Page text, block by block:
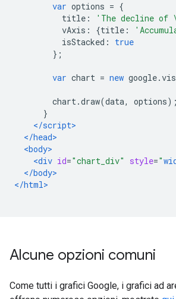
var options = {
title : 'The decline of
vAxis : {title :
isStacked :
true
};
var chart = new google.
chart.draw(data, options);
}
</script>
</head>
<body>
<div id="chart_div" style="
</body>
</html>
Alcune opzioni comuni
Come tutti i grafici Google, i grafici ad